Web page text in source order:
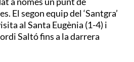
El segon equip del ‘Santgra’
al Santa Eugènia (1-4) i
Saltó fins a la darrera